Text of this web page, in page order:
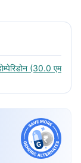
(30.0 एम